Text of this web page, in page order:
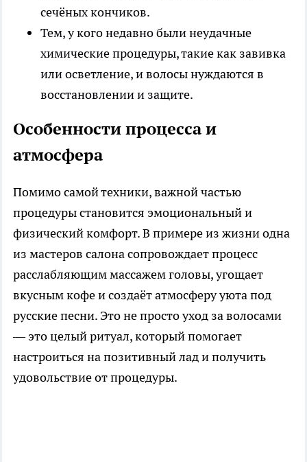
сечёных кончиков.
Тем, у кого недавно были неудачные
химические процедуры, такие как завивка
или осветление, и волосы нуждаются в
восстановлении и защите.
Особенности процесса и
атмосфера
Помимо самой техники, важной частью
процедуры становится эмоциональный и
физический комфорт. В примере из жизни одна
из мастеров салона сопровождает процесс
расслабляющим массажем головы, угощает
вкусным кофе и создаёт атмосферу уюта под
русские песни. Это не просто уход за волосами
— это целый ритуал, который помогает
настроиться на позитивный лад и получить
удовольствие от процедуры.